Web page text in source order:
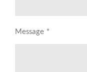
Message *